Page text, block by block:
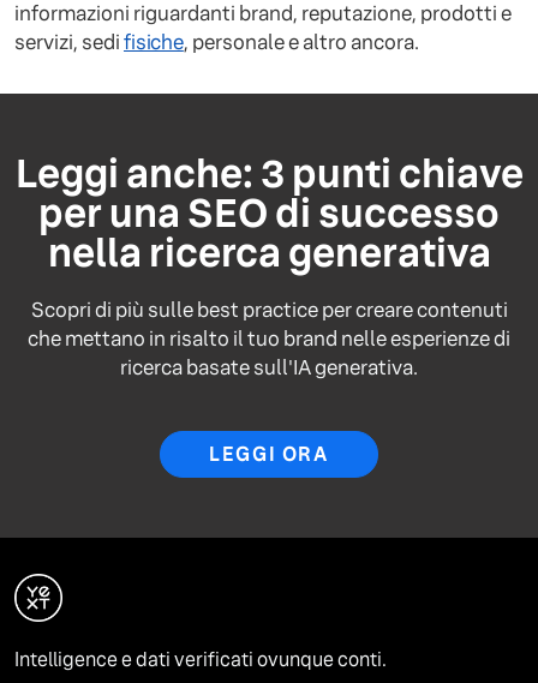
informazioni riguardanti brand, reputazione, prodotti e
servizi, sedifisiche, personale e altro ancora.
Leggi anche: 3 punti chiave
per una SEO di successo
nella ricerca generativa
Scopri di più sulle best practice per creare contenuti
che mettano in risalto il tuo brand nelle esperienze di
ricerca basate sull'IA generativa.
LEGGI ORA
Intelligence e dati verificati ovunque conti.